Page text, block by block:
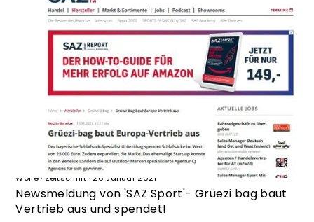
Almwolle·Biopod·Biopod DownWool·Biopod DownWool Ice·Biopod
DownWool Ice CompostAble·Biopod Schlafsack ·DownWool·
Magazin·SAZsport·Schlafsack Spendenaktion·Vertriebsausbau
Wolle· Zeitschrift · 26 Januar 2021
Newsmeldung von 'SAZ Sport'- Grüezi bag baut
Vertrieb aus und spendet!